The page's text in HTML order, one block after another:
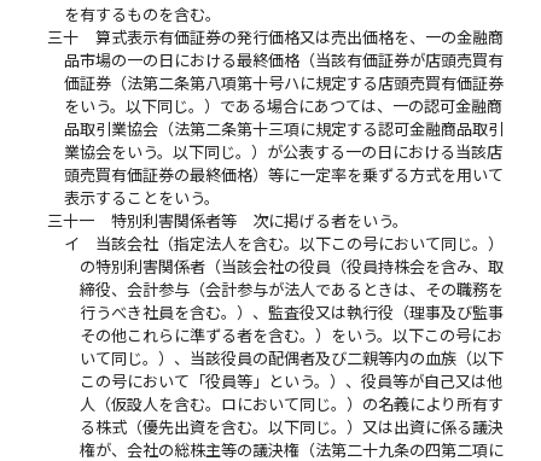
を有するものを含む。
三十
算式表示有価証券の発行価格又は売出価格を、一の金融商
品市場の一の日における最終価格（当該有価証券が店頭売買有
価証券（法第二条第八項第十号ハに規定する店頭売買有価証券
をいう。以下同じ。）である場合にあつては、一の認可金融商
品取引業協会（法第二条第十三項に規定する認可金融商品取引
業協会をいう。以下同じ。）が公表する一の日における当該店
頭売買有価証券の最終価格）等に一定率を乗ずる方式を用いて
表示することをいう。
三十一
特別利害関係者等 次に掲げる者をいう。
イ
当該会社（指定法人を含む。以下この号において同じ。）
の特別利害関係者（当該会社の役員（役員持株会を含み、取
締役、会計参与（会計参与が法人であるときは、その職務を
行うべき社員を含む。）、監査役又は執行役（理事及び監事
その他これらに準ずる者を含む。）をいう。以下この号にお
いて同じ。）、当該役員の配偶者及び二親等内の血族（以下
この号において「役員等」という。）、役員等が自己又は他
人（仮設人を含む。ロにおいて同じ。）の名義により所有す
る株式（優先出資を含む。以下同じ。）又は出資に係る議決
権が、会社の総株主等の議決権（法第二十九条の四第二項に